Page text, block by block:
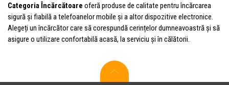
Categoria Încărcătoare oferă produse de calitate pentru încărcarea
sigură și fiabilă a telefoanelor mobile și a altor dispozitive electronice.
Alegeți un încărcător care să corespundă cerințelor dumneavoastră și să
asigure o utilizare confortabilă acasă, la serviciu și în călătorii.